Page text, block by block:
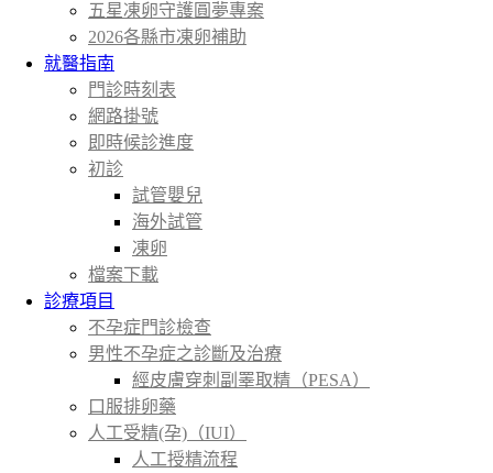
五星凍卵守護圓夢專案
2026各縣市凍卵補助
就醫指南
門診時刻表
網路掛號
即時候診進度
初診
試管嬰兒
海外試管
凍卵
檔案下載
診療項目
不孕症門診檢查
男性不孕症之診斷及治療
經皮膚穿刺副睪取精（PESA）
口服排卵藥
人工受精(孕)（IUI）
人工授精流程